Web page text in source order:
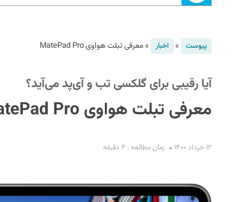
پیوست » اخبار »معرفی تبلت هواوی MatePad Pro
آيا رقیبی برای گلکسی تب و آی‌پد می‌آید؟
معرفی تبلت هواوی MatePad Pro
۱۲ خرداد ۱۴۰۰ زمان مطالعه : ۴ دقیقه